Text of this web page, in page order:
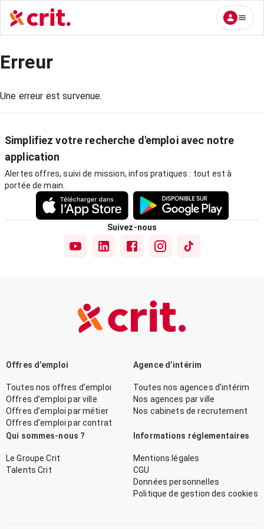
Erreur
Une erreur est survenue.
Simplifiez votre recherche d'emploi avec notre
application
Alertes offres, suivi de mission, infos pratiques : tout est à
portée de main.
Suivez-nous
Offres d’emploi
Toutes nos offres d’emploi
Offres d’emploi par ville
Offres d’emploi par métier
Offres d’emploi par contrat
Agence d’intérim
Toutes nos agences d’intérim
Nos agences par ville
Nos cabinets de recrutement
Qui sommes-nous ?
Le Groupe Crit
Talents Crit
Informations réglementaires
Mentions légales
CGU
Données personnelles
Politique de gestion des cookies